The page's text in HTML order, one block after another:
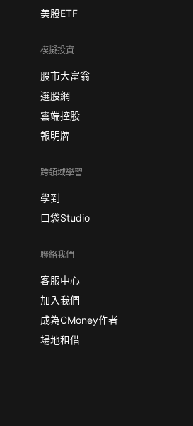
美股ETF
模擬投資
股市大富翁
選股網
雲端控股
報明牌
跨領域學習
學到
口袋Studio
聯絡我們
客服中心
加入我們
成為CMoney作者
場地租借